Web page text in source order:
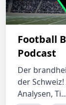
Football
Podcast
Der
der
Analysen, Ti...